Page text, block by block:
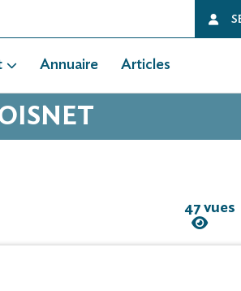
Annuaire Articles
47 vues